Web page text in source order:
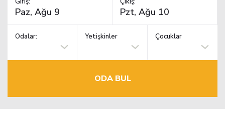
Odalar: Yetişkinler Çocuklar
ODA BUL